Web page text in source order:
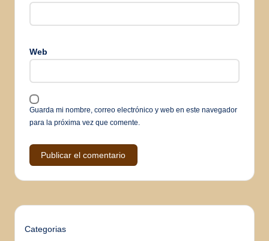
Web
Guarda mi nombre, correo electrónico y web en este navegador
para la próxima vez que comente.
Categorias